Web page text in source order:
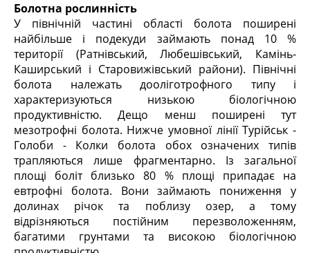
Болотна рослинність
У північній частині області болота поширені
найбільше і подекуди займають понад 10 %
території (Ратнівський, Любешівський, Камінь-
Каширський і Старовижівський райони). Північні
болота належать дооліготрофного типу і
характеризуються низькою біологічною
продуктивністю. Дещо менш поширені тут
мезотрофні болота. Нижче умовної лінії Турійськ -
Голоби - Колки болота обох означених типів
трапляються лише фрагментарно. Із загальної
площі боліт близько 80 % площі припадає на
евтрофні болота. Вони займають пониження у
долинах річок та поблизу озер, а тому
відрізняються постійним перезволоженням,
багатими грунтами та високою біологічною